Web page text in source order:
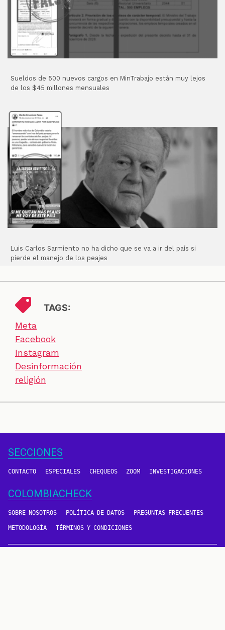
Sueldos de 500 nuevos cargos en MinTrabajo están muy lejos
de los $45 millones mensuales
Luis Carlos Sarmiento no ha dicho que se va a ir del país si
pierde el manejo de los peajes
TAGS:
Meta
Facebook
Instagram
Desinformación
religión
SECCIONES
CONTACTO ESPECIALES CHEQUEOS ZOOM INVESTIGACIONES
COLOMBIACHECK
SOBRE NOSOTROS POLÍTICA DE DATOS PREGUNTAS FRECUENTES
METODOLOGÍA TÉRMINOS Y CONDICIONES